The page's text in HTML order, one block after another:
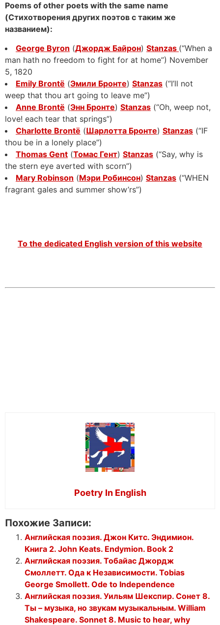
Poems of other poets with the same name
(Стихотворения других поэтов с таким же
названием):
George Byron (Джордж Байрон) Stanzas (“When a
man hath no freedom to fight for at home”) November
5, 1820
Emily Brontë (Эмили Бронте) Stanzas (“I’ll not
weep that thou art going to leave me”)
Anne Brontë (Энн Бронте) Stanzas (“Oh, weep not,
love! each tear that springs”)
Charlotte Brontё (Шарлотта Бронте) Stanzas (“IF
thou be in a lonely place”)
Thomas Gent (Томас Гент) Stanzas (“Say, why is
the stern eye averted with scorn”)
Mary Robinson (Мэри Робинсон) Stanzas (“WHEN
fragrant gales and summer show’rs”)
To the dedicated English version of this website
Poetry In English
Похожие Записи:
Английская поэзия. Джон Китс. Эндимион.
Книга 2. John Keats. Endymion. Book 2
Английская поэзия. Тобайас Джордж
Смоллетт. Ода к Независимости. Tobias
George Smollett. Ode to Independence
Английская поэзия. Уильям Шекспир. Сонет 8.
Ты – музыка, но звукам музыкальным. William
Shakespeare. Sonnet 8. Music to hear, why